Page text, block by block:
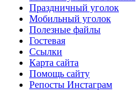
Праздничный уголок
Мобильный уголок
Полезные файлы
Гостевая
Ссылки
Карта сайта
Помощь сайту
Репосты Инстаграм